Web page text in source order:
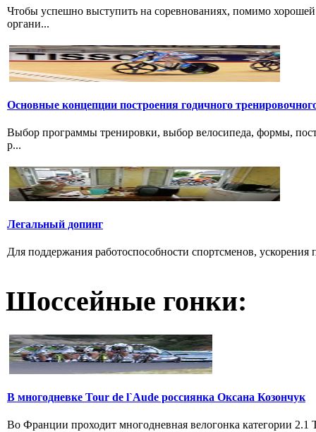
Чтобы успешно выступить на соревнованиях, помимо
органи...
Основные концепции построения годичного
Выбор программы тренировки, выбор велосипеда, формы,
р...
Легальный допинг
Для поддержания работоспособности спортсменов,
Шоссейные гонки:
В многодневке Tour de l`Aude россиянка Оксана Козончук
Во Франции проходит многодневная велогонка категории